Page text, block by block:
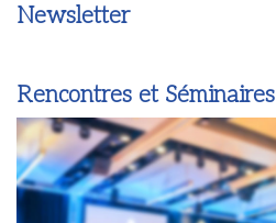
Newsletter
Rencontres et Séminaires